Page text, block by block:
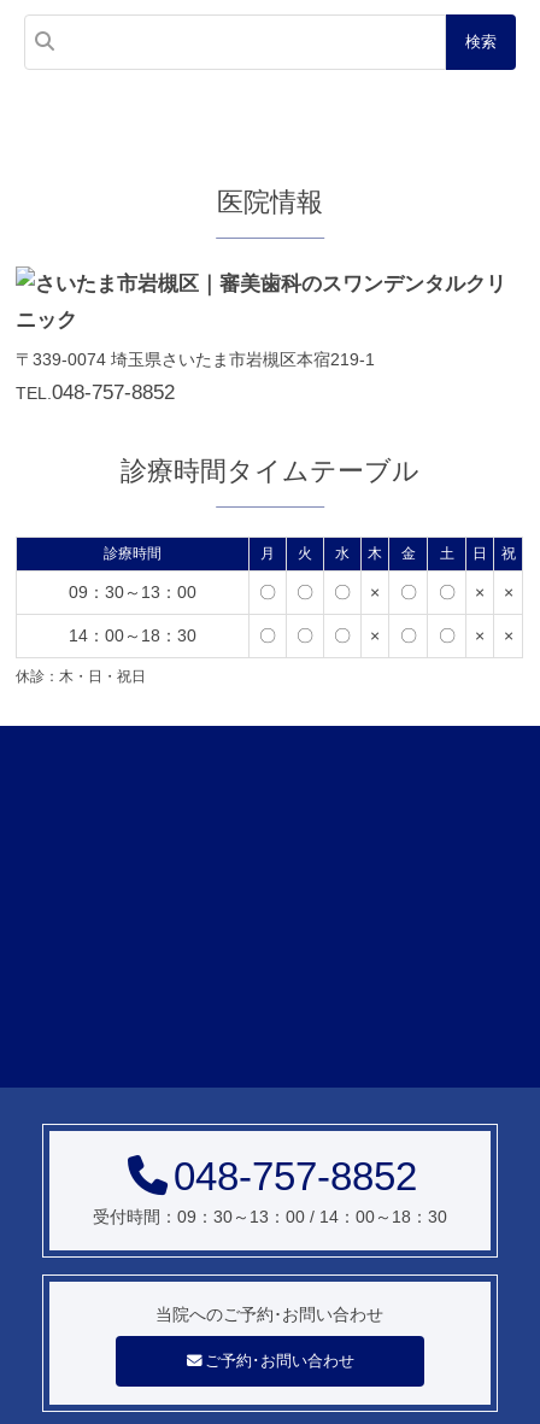
医院情報
〒339-0074埼玉県さいたま市岩槻区本宿219-1
TEL.048-757-8852
診療時間タイムテーブル
診療時間 月 火 水 木 金 土 日 祝
09：30～13：00 〇 〇 〇 × 〇 〇 × ×
14：00～18：30 〇 〇 〇 × 〇 〇 × ×
休診：木・日・祝日
048-757-8852
受付時間：09：30～13：00 / 14：00～18：30
当院へのご予約･お問い合わせ
ご予約･お問い合わせ